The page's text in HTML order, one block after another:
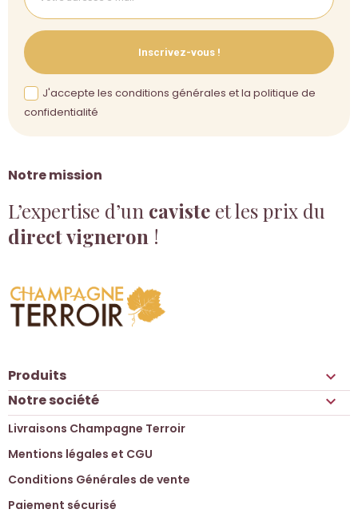
Notre mission
L’expertise d’un caviste et les prix du
direct vigneron !
Inscrivez-vous !
J'accepte les conditions générales et la politique de
confidentialité
Produits 
Notre société 
Livraisons Champagne Terroir
Mentions légales et CGU
Conditions Générales de vente
Paiement sécurisé